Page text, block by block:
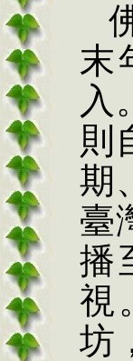
末
入
則
期
臺
播
視
坊